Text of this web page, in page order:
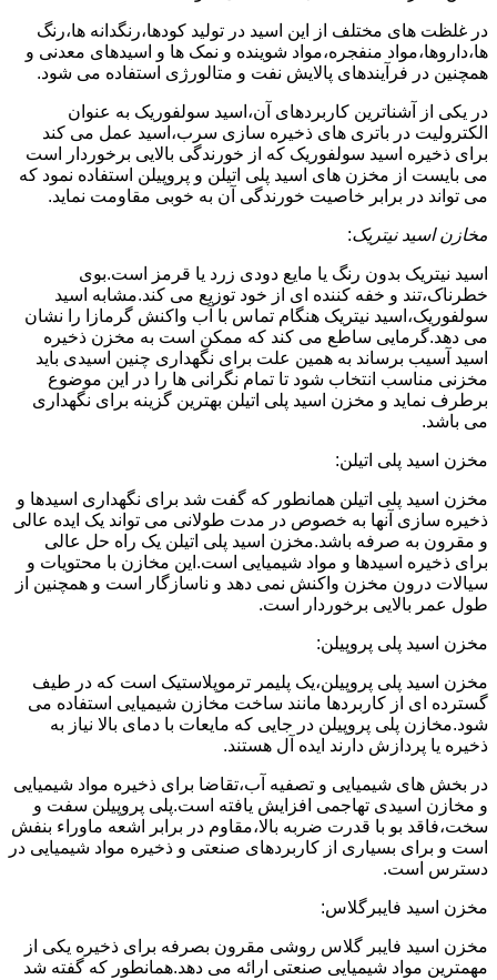
در غلظت های مختلف از این اسید در تولید کودها،رنگدانه ها،رنگ
ها،داروها،مواد منفجره،مواد شوینده و نمک ها و اسیدهای معدنی و
همچنین در فرآیندهای پالایش نفت و متالورژی استفاده می شود.
در یکی از آشناترین کاربردهای آن،اسید سولفوریک به عنوان
الکترولیت در باتری های ذخیره سازی سرب،اسید عمل می کند
برای ذخیره اسید سولفوریک که از خورندگی بالایی برخوردار است
می بایست از مخزن های اسید پلی اتیلن و پروپیلن استفاده نمود که
می تواند در برابر خاصیت خورندگی آن به خوبی مقاومت نماید.
مخازن اسید نیتریک:
اسید نیتریک بدون رنگ یا مایع دودی زرد یا قرمز است.بوی
خطرناک،تند و خفه کننده ای از خود توزیع می کند.مشابه اسید
سولفوریک،اسید نیتریک هنگام تماس با آب واکنش گرمازا را نشان
می دهد.گرمایی ساطع می کند که ممکن است به مخزن ذخیره
اسید آسیب برساند به همین علت برای نگهداری چنین اسیدی باید
مخزنی مناسب انتخاب شود تا تمام نگرانی ها را در این موضوع
برطرف نماید و مخزن اسید پلی اتیلن بهترین گزینه برای نگهداری
می باشد.
مخزن اسید پلی اتیلن:
مخزن اسید پلی اتیلن همانطور که گفت شد برای نگهداری اسیدها و
ذخیره سازی آنها به خصوص در مدت طولانی می تواند یک ایده عالی
و مقرون به صرفه باشد.مخزن اسید پلی اتیلن یک راه حل عالی
برای ذخیره اسیدها و مواد شیمیایی است.این مخازن با محتویات و
سیالات درون مخزن واکنش نمی دهد و ناسازگار است و همچنین از
طول عمر بالایی برخوردار است.
مخزن اسید پلی پروپیلن:
مخزن اسید پلی پروپیلن،یک پلیمر ترموپلاستیک است که در طیف
گسترده ای از کاربردها مانند ساخت مخازن شیمیایی استفاده می
شود.مخازن پلی پروپیلن در جایی که مایعات با دمای بالا نیاز به
ذخیره یا پردازش دارند ایده آل هستند.
در بخش های شیمیایی و تصفیه آب،تقاضا برای ذخیره مواد شیمیایی
و مخازن اسیدی تهاجمی افزایش یافته است.پلی پروپیلن سفت و
سخت،فاقد بو با قدرت ضربه بالا،مقاوم در برابر اشعه ماوراء بنفش
است و برای بسیاری از کاربردهای صنعتی و ذخیره مواد شیمیایی در
دسترس است.
مخزن اسید فایبرگلاس:
مخزن اسید فایبر گلاس روشی مقرون بصرفه برای ذخیره یکی از
مهمترین مواد شیمیایی صنعتی ارائه می دهد.همانطور که گفته شد